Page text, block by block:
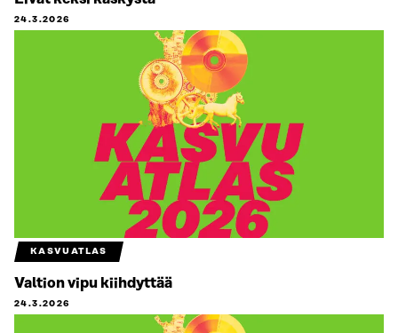
24.3.2026
KASVUATLAS
Valtion vipu kiihdyttää
24.3.2026